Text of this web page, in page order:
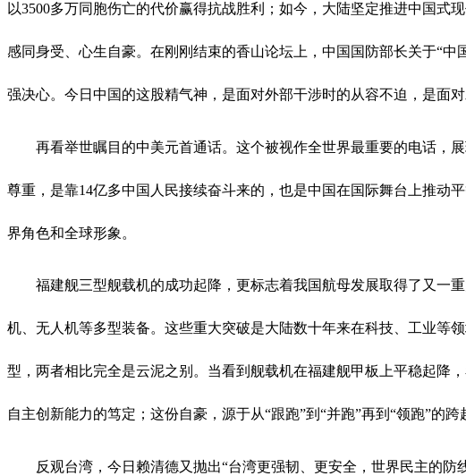
以3500多万同胞伤亡的代价赢得抗战胜利；如今，大陆坚定推进中国
感同身受、心生自豪。在刚刚结束的香山论坛上，中国国防部长关于“
强决心。今日中国的这股精气神，是面对外部干涉时的从容不迫，是面
再看举世瞩目的中美元首通话。这个被视作全世界最重要的电话，
尊重，是靠14亿多中国人民接续奋斗来的，也是中国在国际舞台上推动
界角色和全球形象。
福建舰三型舰载机的成功起降，更标志着我国航母发展取得了又一
机、无人机等多型装备。这些重大突破是大陆数十年来在科技、工业等
型，两者相比完全是云泥之别。当看到舰载机在福建舰甲板上平稳起降
自主创新能力的笃定；这份自豪，源于从“跟跑”到“并跑”再到“领跑”的
反观台湾，今日赖清德又抛出“台湾更强韧、更安全，世界民主的防